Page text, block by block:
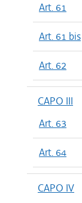
Art. 61
Art. 61 bis
Art. 62
CAPO III
Art. 63
Art. 64
CAPO IV